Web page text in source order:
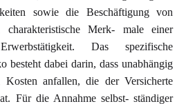
sowie die Beschäftigung von
charakteristische Merk- male einer
Das spezifische
besteht dabei darin, dass unabhängig
Kosten anfallen, die der Versicherte
Für die Annahme selbst- ständiger